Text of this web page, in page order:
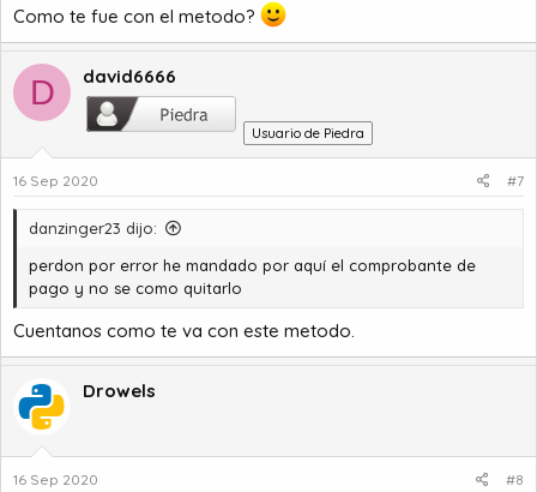
Como te fue con el metodo?
D david6666
Usuario de Piedra
16 Sep 2020 #7
danzinger23 dijo:
perdon por error he mandado por aquí el comprobante de
pago y no se como quitarlo
Cuentanos como te va con este metodo.
Drowels
16 Sep 2020 #8